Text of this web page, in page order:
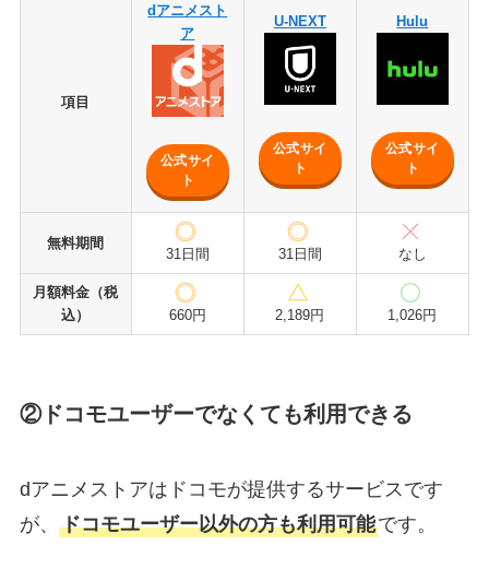
項目
dアニメスト
ア
公式サイ
ト
U-NEXT
公式サイ
ト
Hulu
公式サイ
ト
無料期間
31日間 31日間 なし
月額料金（税
込）
660円 2,189円 1,026円
②ドコモユーザーでなくても利用できる
dアニメストアはドコモが提供するサービスです
が、 ドコモユーザー以外の方も利用可能です。